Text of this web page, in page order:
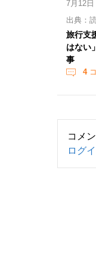
7月12日
出典：
旅行支
はない
事
4
コメ
ログ